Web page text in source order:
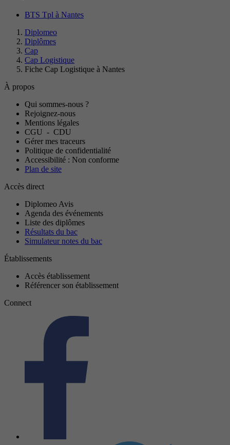
BTS Tpl à Nantes
Diplomeo
Diplômes
Cap
Cap Logistique
Fiche Cap Logistique à Nantes
À propos
Qui sommes-nous ?
Rejoignez-nous
Mentions légales
CGU - CDU
Gérer mes traceurs
Politique de confidentialité
Accessibilité : Non conforme
Plan de site
Accès direct
Diplomeo Avis
Agenda des événements
Liste des diplômes
Résultats du bac
Simulateur notes du bac
Établissements
Accès établissement
Référencer son établissement
Connect